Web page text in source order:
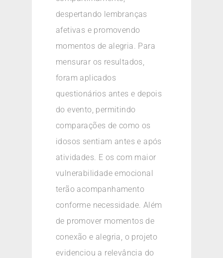
despertando lembranças
afetivas e promovendo
momentos de alegria. Para
mensurar os resultados,
foram aplicados
questionários antes e depois
do evento, permitindo
comparações de como os
idosos sentiam antes e após
atividades. E os com maior
vulnerabilidade emocional
terão acompanhamento
conforme necessidade. Além
de promover momentos de
conexão e alegria, o projeto
evidenciou a relevância do